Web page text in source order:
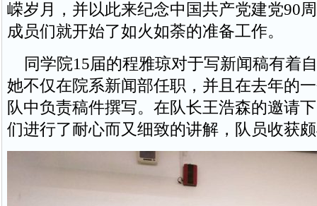
嵘岁月，并以此来纪念中国共产党建党90
成员们就开始了如火如荼的准备工作。
同学院15届的程雅琼对于写新闻稿有着
她不仅在院系新闻部任职，并且在去年的
队中负责稿件撰写。在队长王浩森的邀请
们进行了耐心而又细致的讲解，队员收获